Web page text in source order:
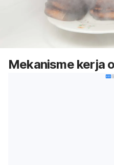
Mekanisme kerja